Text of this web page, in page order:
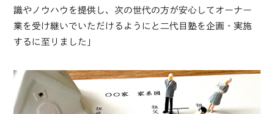
識やノウハウを提供し、次の世代の方が安心してオーナー
業を受け継いでいただけるようにと二代目塾を企画・実施
するに至りました」